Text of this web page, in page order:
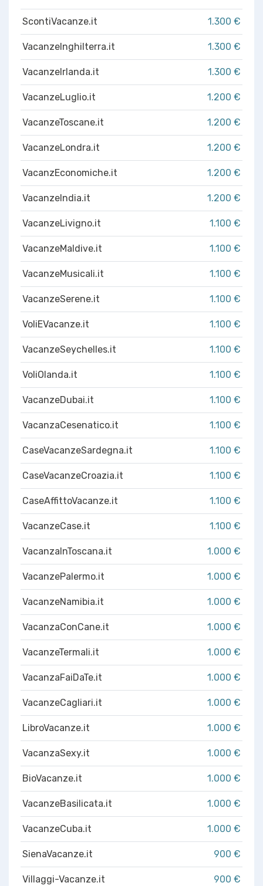
ScontiVacanze.it 1.300 €
VacanzeInghilterra.it 1.300 €
VacanzeIrlanda.it 1.300 €
VacanzeLuglio.it 1.200 €
VacanzeToscane.it 1.200 €
VacanzeLondra.it 1.200 €
VacanzEconomiche.it 1.200 €
VacanzeIndia.it 1.200 €
VacanzeLivigno.it 1.100 €
VacanzeMaldive.it 1.100 €
VacanzeMusicali.it 1.100 €
VacanzeSerene.it 1.100 €
VoliEVacanze.it 1.100 €
VacanzeSeychelles.it 1.100 €
VoliOlanda.it 1.100 €
VacanzeDubai.it 1.100 €
VacanzaCesenatico.it 1.100 €
CaseVacanzeSardegna.it 1.100 €
CaseVacanzeCroazia.it 1.100 €
CaseAffittoVacanze.it 1.100 €
VacanzeCase.it 1.100 €
VacanzaInToscana.it 1.000 €
VacanzePalermo.it 1.000 €
VacanzeNamibia.it 1.000 €
VacanzaConCane.it 1.000 €
VacanzeTermali.it 1.000 €
VacanzaFaiDaTe.it 1.000 €
VacanzeCagliari.it 1.000 €
LibroVacanze.it 1.000 €
VacanzaSexy.it 1.000 €
BioVacanze.it 1.000 €
VacanzeBasilicata.it 1.000 €
VacanzeCuba.it 1.000 €
SienaVacanze.it 900 €
Villaggi-Vacanze.it 900 €